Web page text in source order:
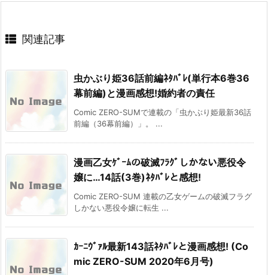
関連記事
虫かぶり姫36話前編ﾈﾀﾊﾞﾚ(単行本6巻36
幕前編)と漫画感想!婚約者の責任
Comic ZERO-SUMで連載の「虫かぶり姫最新36話
前編（36幕前編）」。 ...
漫画乙女ｹﾞｰﾑの破滅ﾌﾗｸﾞしかない悪役令
嬢に…14話(3巻)ﾈﾀﾊﾞﾚと感想!
Comic ZERO-SUM 連載の乙女ゲームの破滅フラグ
しかない悪役令嬢に転生 ...
ｶｰﾆｳﾞｧﾙ最新143話ﾈﾀﾊﾞﾚと漫画感想! (Co
mic ZERO-SUM 2020年6月号)